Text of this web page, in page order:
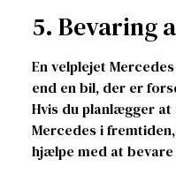
5. Bevaring
En velplejet
end en bil, der er
Hvis du planlægger
Mercedes i
hjælpe med at